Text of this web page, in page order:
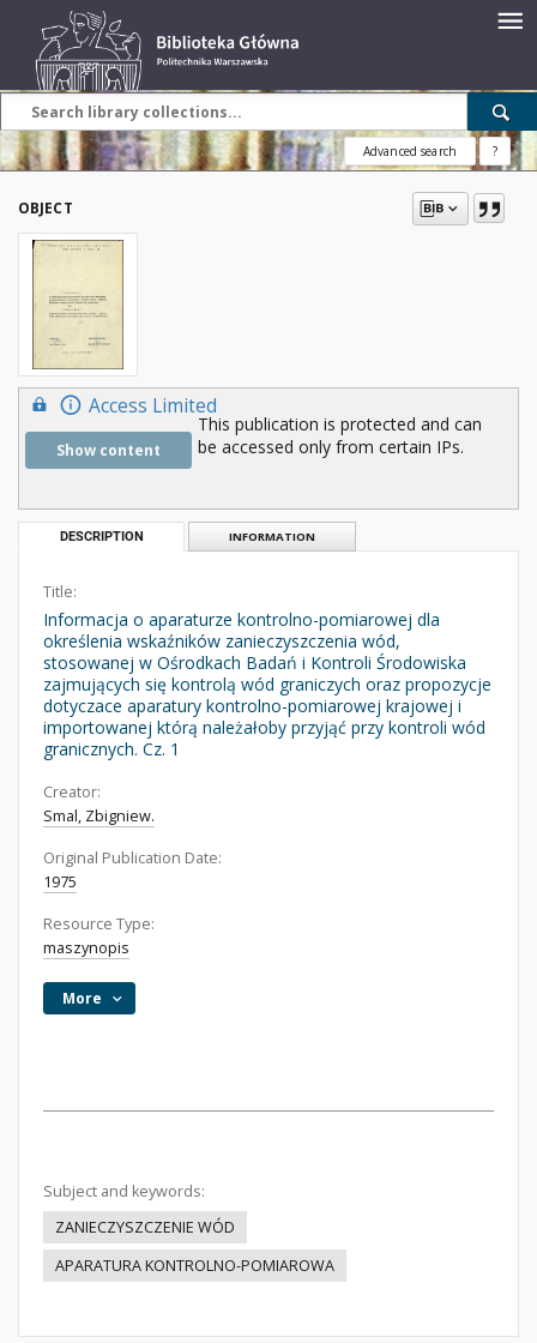
Advanced search ?
OBJECT
Access Limited
Show content
This publication is protected and can
be accessed only from certain IPs.
DESCRIPTION INFORMATION
Title:
Informacja o aparaturze kontrolno-pomiarowej dla
określenia wskaźników zanieczyszczenia wód,
stosowanej w Ośrodkach Badań i Kontroli Środowiska
zajmujących się kontrolą wód graniczych oraz propozycje
dotyczace aparatury kontrolno-pomiarowej krajowej i
importowanej którą należałoby przyjąć przy kontroli wód
granicznych. Cz. 1
Creator:
Smal, Zbigniew.
Original Publication Date:
1975
Resource Type:
maszynopis
More
Subject and keywords:
ZANIECZYSZCZENIE WÓD
APARATURA KONTROLNO-POMIAROWA